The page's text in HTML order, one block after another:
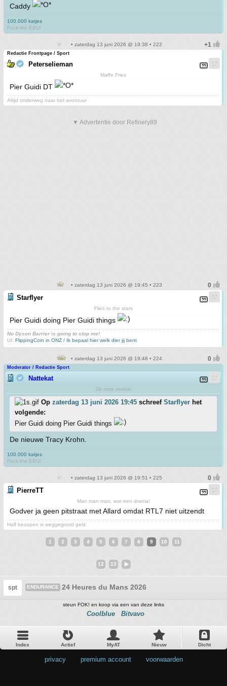
Caddy
100.000 katjes
Fuck the EBU!
• zaterdag 13 juni 2026 @ 19:38 • 222
Redactie Frontpage / Sport
Peterselieman
Maffe Fries
Pier Guidi DT
Altijd onderweg naar het avontuur
▼ Advertentie door Refinery89
• zaterdag 13 juni 2026 @ 19:45 • 223
Starflyer
Flies to the stars
Pier Guidi doing Pier Guidi things
No Dyson Barrier is going to stop me!
UI: FlippingCoin in ONZ / Ik bepaal hier welk dier jij bent
• zaterdag 13 juni 2026 @ 19:48 • 224
Moderator / Redactie Sport
Nattekat
De roze zeekat
Op zaterdag 13 juni 2026 19:45 schreef Starflyer het
volgende:
Pier Guidi doing Pier Guidi things
De nieuwe Tracy Krohn.
100.000 katjes
Fuck the EBU!
• zaterdag 13 juni 2026 @ 19:51 • 225
PierreTT
Man man man, wat een drama!
Godver ja geen pitstraat met Allard omdat RTL7 niet uitzendt
Half bezopen is weggegooid geld.
1 2 3 4 5 6 7 8 9 10 11
12 13
spt ENDURANCE 24 Heures du Mans 2026
steun FOK! en koop via een van deze links
Coolblue Bitvavo
Index Actief MyAT Nieuw Dicht
privacy premium account voorwaarden